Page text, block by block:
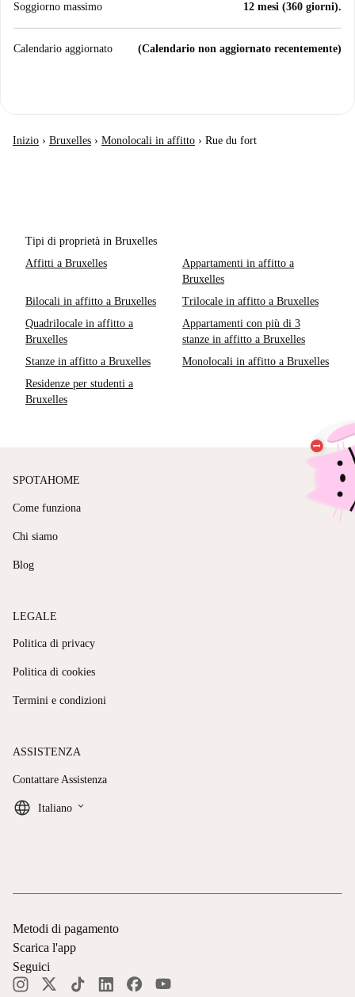
Soggiorno massimo 12 mesi (360 giorni).
Calendario aggiornato (Calendario non aggiornato recentemente)
Inizio › Bruxelles › Monolocali in affitto › Rue du fort
Tipi di proprietà in Bruxelles
Affitti a Bruxelles
Appartamenti in affitto a
Bruxelles
Bilocali in affitto a Bruxelles
Trilocale in affitto a Bruxelles
Quadrilocale in affitto a
Bruxelles
Appartamenti con più di 3
stanze in affitto a Bruxelles
Stanze in affitto a Bruxelles
Monolocali in affitto a Bruxelles
Residenze per studenti a
Bruxelles
SPOTAHOME
Come funziona
Chi siamo
Blog
LEGALE
Politica di privacy
Politica di cookies
Termini e condizioni
ASSISTENZA
Contattare Assistenza
Italiano keyboard_arrow_down
Metodi di pagamento
Scarica l'app
Seguici